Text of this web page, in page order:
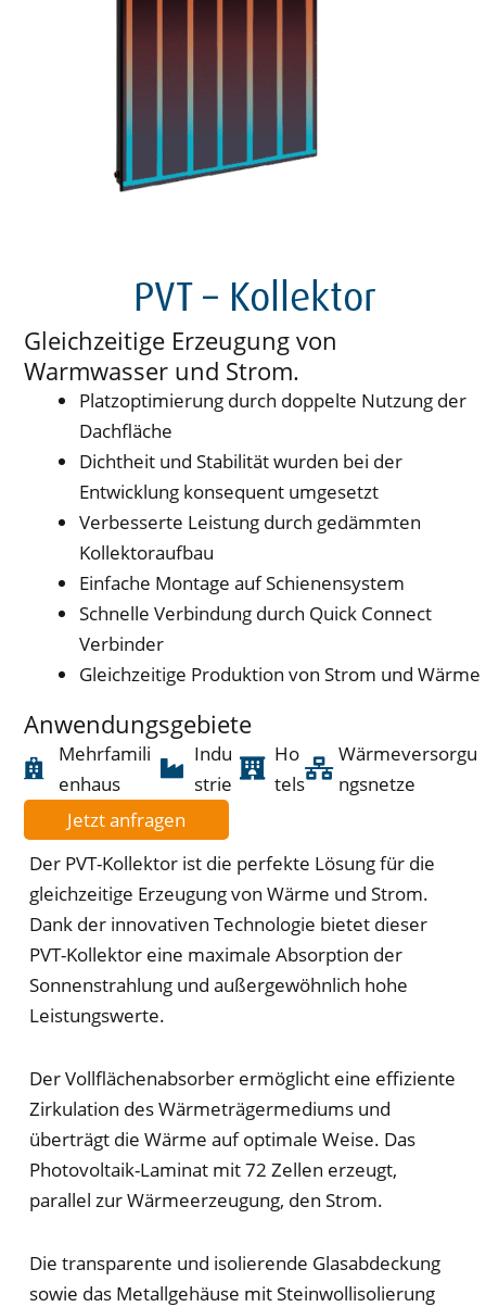
PVT – Kollektor
Gleichzeitige Erzeugung von
Warmwasser und Strom.
Platzoptimierung durch doppelte Nutzung der
Dachfläche
Dichtheit und Stabilität wurden bei der
Entwicklung konsequent umgesetzt
Verbesserte Leistung durch gedämmten
Kollektoraufbau
Einfache Montage auf Schienensystem
Schnelle Verbindung durch Quick Connect
Verbinder
Gleichzeitige Produktion von Strom und Wärme
Anwendungsgebiete
Mehrfamili
enhaus
Indu
strie
Ho
tels
Wärmeversorgu
ngsnetze
Jetzt anfragen
Der PVT-Kollektor ist die perfekte Lösung für die
gleichzeitige Erzeugung von Wärme und Strom.
Dank der innovativen Technologie bietet dieser
PVT-Kollektor eine maximale Absorption der
Sonnenstrahlung und außergewöhnlich hohe
Leistungswerte.
Der Vollflächenabsorber ermöglicht eine effiziente
Zirkulation des Wärmeträgermediums und
überträgt die Wärme auf optimale Weise. Das
Photovoltaik-Laminat mit 72 Zellen erzeugt,
parallel zur Wärmeerzeugung, den Strom.
Die transparente und isolierende Glasabdeckung
sowie das Metallgehäuse mit Steinwollisolierung